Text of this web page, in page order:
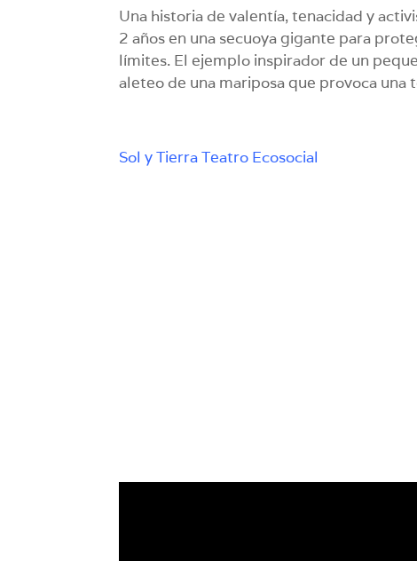
Una historia de valentía, tenacidad y
2 años en una secuoya gigante para
límites. El ejemplo inspirador de un
aleteo de una mariposa que provoca
Sol y Tierra Teatro Ecosocial